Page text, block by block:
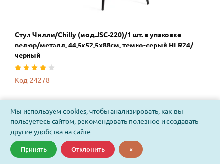
Стул Чилли/Chilly (мод.JSC-220)/1 шт. в упаковке
велюр/металл, 44,5х52,5х88см, темно-серый HLR24/
черный
Код: 24278
Мы используем cookies, чтобы анализировать, как вы
пользуетесь сайтом, рекомендовать полезное и создавать
другие удобства на сайте
Принять Отклонить ×